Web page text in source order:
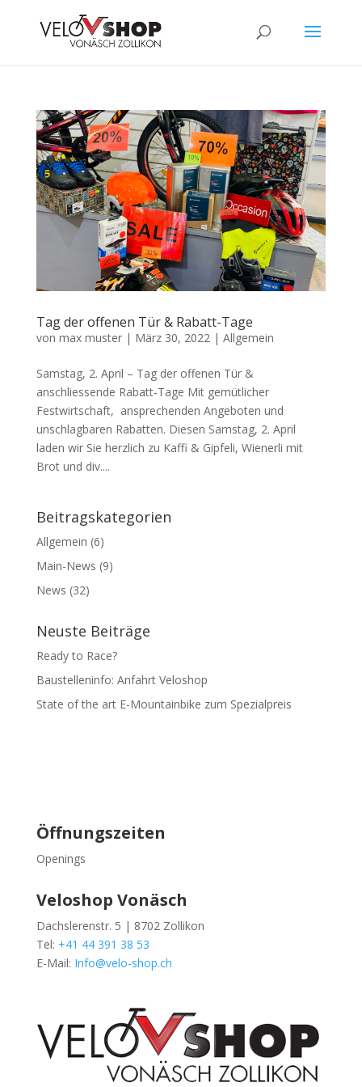
Tag der offenen Tür & Rabatt-Tage
von max muster| März 30, 2022| Allgemein
Samstag, 2. April – Tag der offenen Tür &
anschliessende Rabatt-Tage Mit gemütlicher
Festwirtschaft, ansprechenden Angeboten und
unschlagbaren Rabatten. Diesen Samstag, 2. April
laden wir Sie herzlich zu Kaffi & Gipfeli, Wienerli mit
Brot und div....
Beitragskategorien
Allgemein (6)
Main-News (9)
News (32)
Neuste Beiträge
Ready to Race?
Baustelleninfo: Anfahrt Veloshop
State of the art E-Mountainbike zum Spezialpreis
Öffnungszeiten
Openings
Veloshop Vonäsch
Dachslerenstr. 5 | 8702 Zollikon
Tel: +41 44 391 38 53
E-Mail: Info@velo-shop.ch